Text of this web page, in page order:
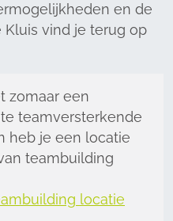
en de
vind je terug op
zomaar een
teamversterkende
heb je een locatie
teambuilding
locatie